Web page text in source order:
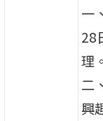
一
28
理。
二
興